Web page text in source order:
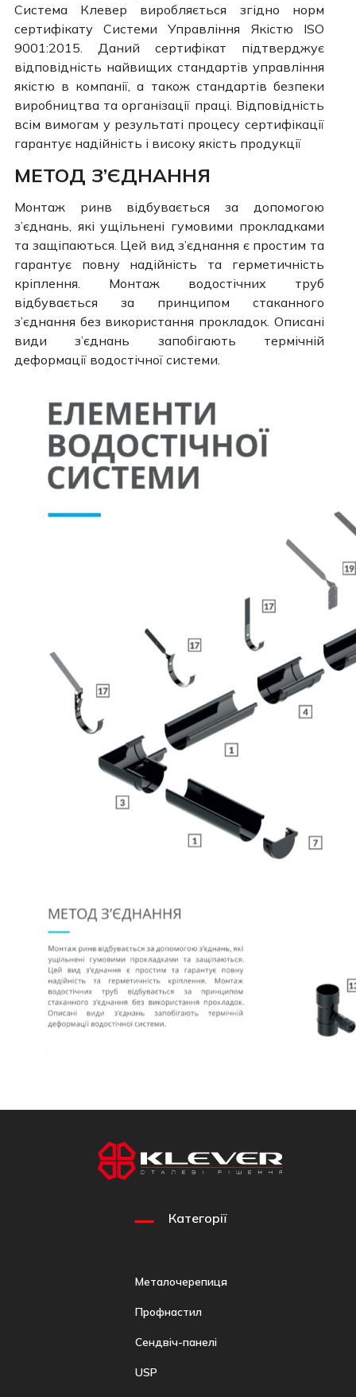
Система Клевер виробляється згідно норм
сертифікату Системи Управління Якістю ISO
9001:2015. Даний сертифікат підтверджує
відповідність найвищих стандартів управління
якістю в компанії, а також стандартів безпеки
виробництва та організації праці. Відповідність
всім вимогам у результаті процесу сертифікації
гарантує надійність і високу якість продукції
МЕТОД З’ЄДНАННЯ
Монтаж ринв відбувається за допомогою
з’єднань, які ущільнені гумовими прокладками
та защіпаються. Цей вид з’єднання є простим та
гарантує повну надійність та герметичність
кріплення. Монтаж водостічних труб
відбувається за принципом стаканного
з’єднання без використання прокладок. Описані
види з’єднань запобігають термічній
деформації водостічної системи.
Категорії
Металочерепиця
Профнастил
Сендвіч-панелі
USP